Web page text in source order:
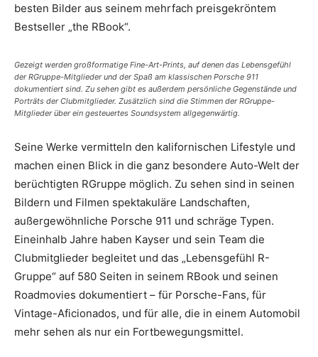
besten Bilder aus seinem mehrfach preisgekröntem
Bestseller „the RBook“.
Gezeigt werden großformatige Fine-Art-Prints, auf denen das Lebensgefühl
der RGruppe-Mitglieder und der Spaß am klassischen Porsche 911
dokumentiert sind. Zu sehen gibt es außerdem persönliche Gegenstände und
Porträts der Clubmitglieder. Zusätzlich sind die Stimmen der RGruppe-
Mitglieder über ein gesteuertes Soundsystem allgegenwärtig.
Seine Werke vermitteln den kalifornischen Lifestyle und
machen einen Blick in die ganz besondere Auto-Welt der
berüchtigten RGruppe möglich. Zu sehen sind in seinen
Bildern und Filmen spektakuläre Landschaften,
außergewöhnliche Porsche 911 und schräge Typen.
Eineinhalb Jahre haben Kayser und sein Team die
Clubmitglieder begleitet und das „Lebensgefühl R-
Gruppe“ auf 580 Seiten in seinem RBook und seinen
Roadmovies dokumentiert – für Porsche-Fans, für
Vintage-Aficionados, und für alle, die in einem Automobil
mehr sehen als nur ein Fortbewegungsmittel.